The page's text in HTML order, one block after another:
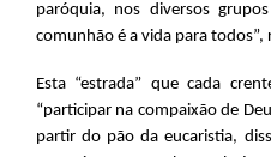
paróquia, nos diversos
comunhão é a vida para todos”,
Esta “estrada” que cada
“participar na compaixão de
partir do pão da eucaristia,